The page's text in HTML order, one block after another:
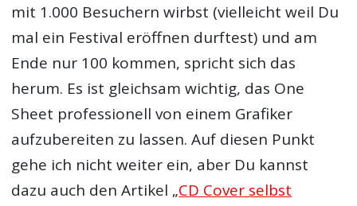
mit 1.000 Besuchern wirbst (vielleicht weil Du
mal ein Festival eröffnen durftest) und am
Ende nur 100 kommen, spricht sich das
herum. Es ist gleichsam wichtig, das One
Sheet professionell von einem Grafiker
aufzubereiten zu lassen. Auf diesen Punkt
gehe ich nicht weiter ein, aber Du kannst
dazu auch den Artikel „CD Cover selbst